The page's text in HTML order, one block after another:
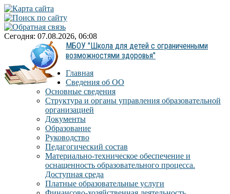
Сегодня: 07.08.2026, 06:08
МБОУ "Школа для детей с ограниченными
возможностями здоровья"
Главная
Сведения об ОО
Основные сведения
Структура и органы управления образовательной
организацией
Документы
Образование
Руководство
Педагогический состав
Материально-техническое обеспечение и
оснащенность образовательного процесса.
Доступная среда
Платные образовательные услуги